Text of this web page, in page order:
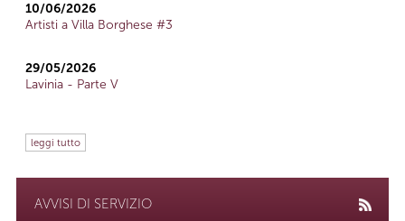
10/06/2026
Artisti a Villa Borghese #3
29/05/2026
Lavinia - Parte V
leggi tutto
AVVISI DI SERVIZIO